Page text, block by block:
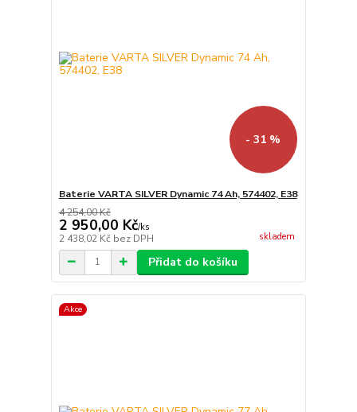
- 31 %
Baterie VARTA SILVER Dynamic 74 Ah, 574402, E38
4 254,00 Kč
2 950,00 Kč/ks
2 438,02 Kč bez DPH skladem
Přidat do košíku
Akce